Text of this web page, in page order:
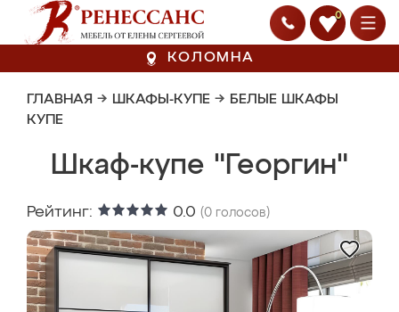
0
КОЛОМНА
ГЛАВНАЯ → ШКАФЫ-КУПЕ → БЕЛЫЕ ШКАФЫ
КУПЕ
Шкаф-купе "Георгин"
Рейтинг: 0.0 (0 голосов)